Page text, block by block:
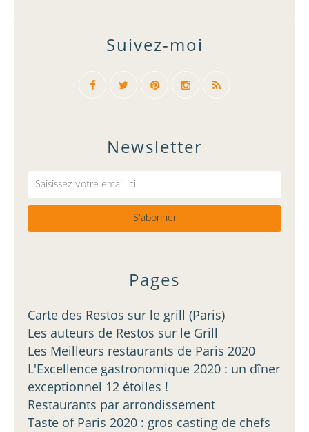
Newsletter
Pages
Carte des Restos sur le grill (Paris)
Les auteurs de Restos sur le Grill
Les Meilleurs restaurants de Paris 2020
L'Excellence gastronomique 2020 : un dîner
exceptionnel 12 étoiles !
Restaurants par arrondissement
Taste of Paris 2020 : gros casting de chefs
Suivez-moi